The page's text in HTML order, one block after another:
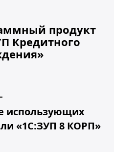
продукт
Кредитного
использующих
«1С:ЗУП 8 КОРП»